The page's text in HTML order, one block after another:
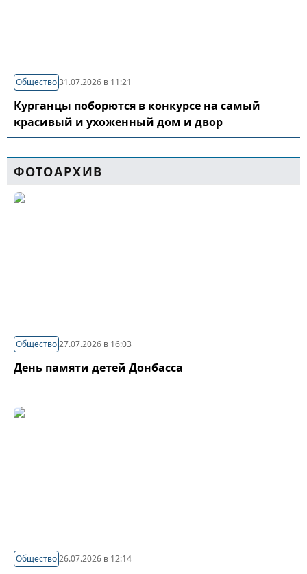
Общество31.07.2026 в 11:21
Курганцы поборются в конкурсе на самый
красивый и ухоженный дом и двор
ФОТОАРХИВ
Общество27.07.2026 в 16:03
День памяти детей Донбасса
Общество26.07.2026 в 12:14